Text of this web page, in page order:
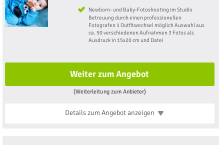
Newborn- und Baby-Fotoshooting im Studio
Betreuung durch einen professionellen
Fotografen 1 Outfitwechsel möglich Auswahl aus
ca. 50 verschiedenen Aufnahmen 3 Fotos als
Ausdruck in 15x20 cm und Datei
Weiter zum Angebot
(Weiterleitung zum Anbieter)
Details zum Angebotanzeigen